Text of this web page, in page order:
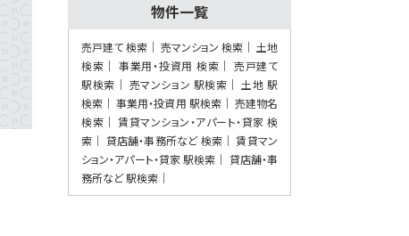
2,480万円
4ＬＤＫ
健軍交番前駅
〇緑に囲まれた4LDK戸建て。オール電化で
快適生…
第9位
2,780万円
物件一覧
売戸建て 検索 売マンション 検索
土地
検索
事業用・投資用 検索
売戸建て
駅検索
売マンション 駅検索
土地 駅
検索
事業用・投資用 駅検索
売建物名
検索
賃貸マンション・アパート・貸家 検
索
貸店舗・事務所など 検索
賃貸マン
ション・アパート・貸家 駅検索
貸店舗・事
務所など 駅検索